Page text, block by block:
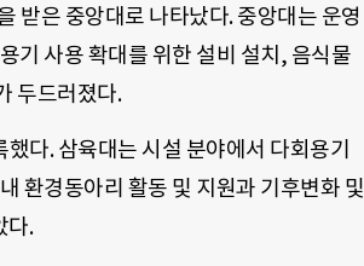
받은 중앙대로 나타났다. 중앙대는 운영
기 사용 확대를 위한 설비 설치, 음식물
두드러졌다.
다. 삼육대는 시설 분야에서 다회용기
환경동아리 활동 및 지원과 기후변화 및
다.